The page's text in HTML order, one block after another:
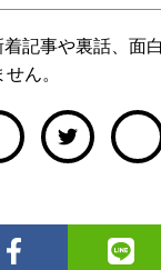
記事や裏話、面
ん。